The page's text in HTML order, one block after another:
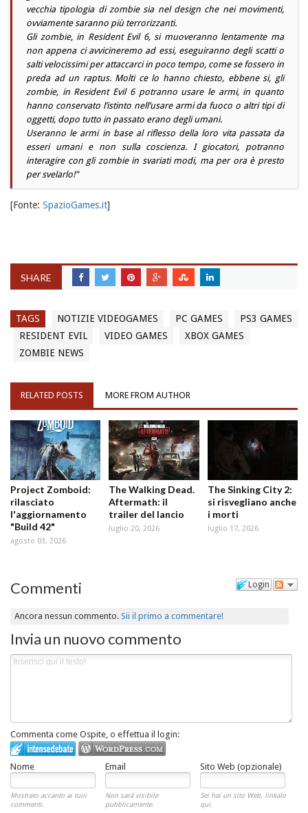
vecchia tipologia di zombie sia nel design che nei movimenti,
ovviamente saranno più terrorizzanti.
Gli zombie, in Resident Evil 6, si muoveranno lentamente ma
non appena ci avvicineremo ad essi, eseguiranno degli scatti o
salti velocissimi per attaccarci in poco tempo, come se fossero in
preda ad un raptus. Molti ce lo hanno chiesto, ebbene si, gli
zombie, in Resident Evil 6 potranno usare le armi, in quanto
hanno conservato l’istinto nell’usare armi da fuoco o altri tipi di
oggetti, dopo tutto in passato erano degli umani.
Useranno le armi in base al riflesso della loro vita passata da
esseri umani e non sulla coscienza. I giocatori, potranno
interagire con gli zombie in svariati modi, ma per ora è presto
per svelarlo!"
[Fonte: SpazioGames.it]
SHARE
TAGS NOTIZIE VIDEOGAMES PC GAMES
PS3 GAMES
RESIDENT EVIL
VIDEO GAMES
XBOX GAMES
ZOMBIE NEWS
RELATED POSTS MORE FROM AUTHOR
Project Zomboid:
rilasciato
l'aggiornamento
"Build 42"
agosto 03, 2026
The Walking Dead.
Aftermath: il
trailer del lancio
luglio 20, 2026
The Sinking City 2:
si risvegliano anche
i morti
luglio 17, 2026
Login
Commenti
Ancora nessun commento.Sii il primo a commentare!
Invia un nuovo commento
Commenta come Ospite, o effettua il login:
Nome Email Sito Web (opzionale)
Mostrato accanto ai tuoi
commenti.
Non sarà visibile
pubblicamente.
Sei hai un sito Web, linkalo
qui.